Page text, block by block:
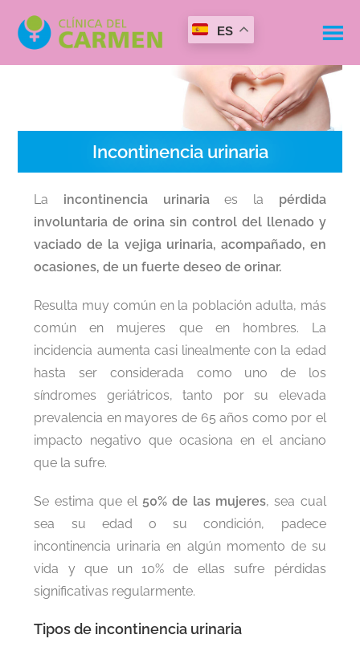
ES
Incontinencia urinaria
La incontinencia urinariaes la pérdida
involuntaria de orina sin control del llenado y
vaciado de la vejiga urinaria, acompañado, en
ocasiones, de un fuerte deseo de orinar.
Resulta muy común en la población adulta, más
común en mujeres que en hombres. La
incidencia aumenta casi linealmente con la edad
hasta ser considerada como uno de los
síndromes geriátricos, tanto por su elevada
prevalencia en mayores de 65 años como por el
impacto negativo que ocasiona en el anciano
que la sufre.
Se estima que el 50% de las mujeres, sea cual
sea su edad o su condición, padece
incontinencia urinaria en algún momento de su
vida y que un 10% de ellas sufre pérdidas
significativas regularmente.
Tipos de incontinencia urinaria